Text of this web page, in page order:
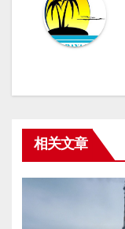
相关文章